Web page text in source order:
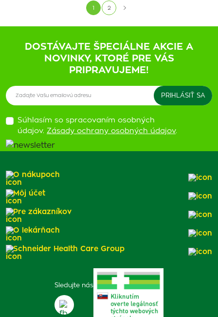
1 2
DOSTÁVAJTE ŠPECIÁLNE AKCIE A
NOVINKY, KTORÉ PRE VÁS
PRIPRAVUJEME!
Súhlasím so spracovaním osobných
údajov. Zásady ochrany osobných údajov.
Sledujte nás
O nákupoch
Môj účet
Pre zákazníkov
O lekárňach
Schneider Health Care Group